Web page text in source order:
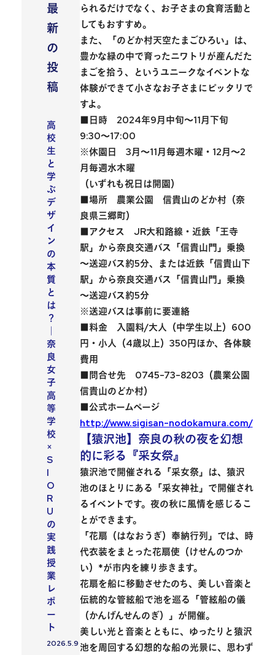
られるだけでなく、お子さまの食育活動と
してもおすすめ。
また、
「のどか村天空たまごひろい」 は、
豊かな緑の中で育ったニワトリが産んだた
まごを拾う、というユニークなイベントな
体験ができて小さなお子さまにピッタリで
すよ。
■日時 2024年9月中旬～11月下旬
9:30～17:00
※休園日 3月～11月毎週木曜・12月～2
月毎週水木曜
（いずれも祝日は開園）
■場所 農業公園 信貴山のどか村（奈
良県三郷町）
■アクセス JR大和路線・近鉄「王寺
駅」から奈良交通バス「信貴山門」乗換
～送迎バス約5分、または近鉄「信貴山下
駅」から奈良交通バス「信貴山門」乗換
～送迎バス約5分
※送迎バスは事前に要連絡
■料金 入園料/大人（中学生以上）600
円・小人（4歳以上）350円ほか、各体験
費用
■問合せ先 0745-73-8203（農業公園
信貴山のどか村）
■公式ホームページ
http://www.sigisan-nodokamura.com/
【猿沢池】奈良の秋の夜を幻想
的に彩る『采女祭』
猿沢池で開催される「采女祭」 は、 猿沢
池のほとりにある「采女神社」で開催され
るイベントです。夜の秋に風情を感じるこ
とができます。
「花扇（はなおうぎ）奉納行列」では、時
代衣装をまとった花扇使（けせんのつか
い）*が市内を練り歩きます。
花扇を船に移動させたのち、美しい音楽と
伝統的な管絃船で池を巡る「管絃船の儀
（かんげんせんのぎ）」が開催。
美しい光と音楽とともに、 ゆったりと猿沢
池を周回する幻想的な船の光景に、思わず
最
新
の
投
稿
高
校
生
と
学
ぶ
デ
ザ
イ
ン
の
本
質
と
は
？
奈
良
女
子
高
等
学
校
×
S
I
O
R
U
の
実
践
授
業
レ
ポ
ー
ト
投稿日
2026.5.9